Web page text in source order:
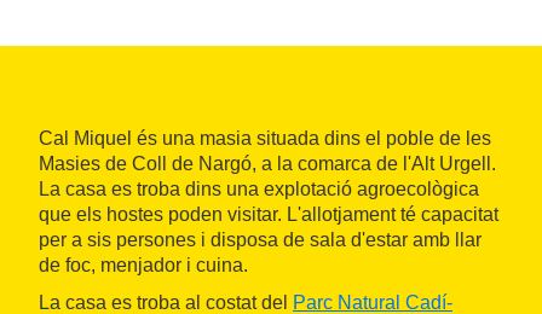
Cal Miquel és una masia situada dins el poble de les
Masies de Coll de Nargó, a la comarca de l'Alt Urgell.
La casa es troba dins una explotació agroecològica
que els hostes poden visitar. L'allotjament té capacitat
per a sis persones i disposa de sala d'estar amb llar
de foc, menjador i cuina.
La casa es troba al costat del Parc Natural Cadí-